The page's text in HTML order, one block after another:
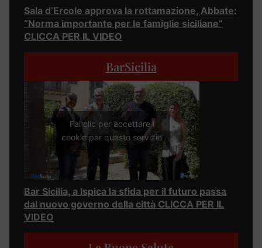
Sala d’Ercole approva la rottamazione, Abbate:
“Norma importante per le famiglie siciliane”
CLICCA PER IL VIDEO
BarSicilia
Fai clic per accettare i
cookie per questo servizio
Bar Sicilia, a Ispica la sfida per il futuro passa
dal nuovo governo della città CLICCA PER IL
VIDEO